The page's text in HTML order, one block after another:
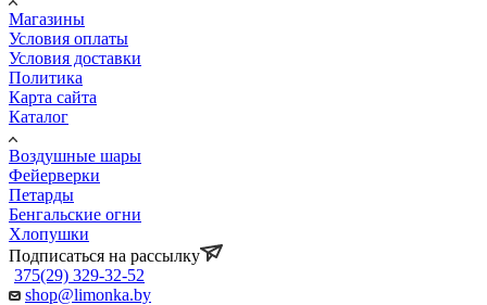
Магазины
Условия оплаты
Условия доставки
Политика
Карта сайта
Каталог
Воздушные шары
Фейерверки
Петарды
Бенгальские огни
Хлопушки
Подписаться на рассылку
375(29) 329-32-52
shop@limonka.by